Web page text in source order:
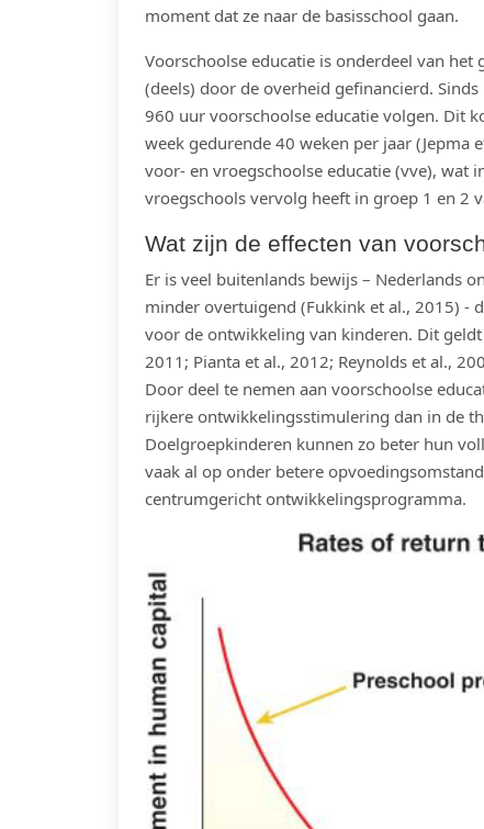
moment dat ze naar de basisschool gaan.
Voorschoolse educatie is onderdeel van
(deels) door de overheid gefinancierd.
960 uur voorschoolse educatie volgen. Dit
week gedurende 40 weken per jaar (Jepma
voor- en vroegschoolse educatie (vve), wat
vroegschools vervolg heeft in groep 1 en 2
Wat zijn de effecten van
Er is veel buitenlands bewijs – Nederlands
minder overtuigend (Fukkink et al., 2015) -
voor de ontwikkeling van kinderen. Dit
2011; Pianta et al., 2012; Reynolds et al.,
Door deel te nemen aan voorschoolse
rijkere ontwikkelingsstimulering dan in de
Doelgroepkinderen kunnen zo beter hun
vaak al op onder betere
centrumgericht ontwikkelingsprogramma.